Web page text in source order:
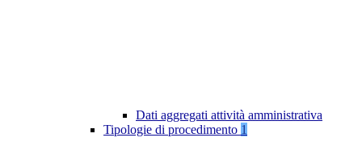
Dati aggregati attività amministrativa
Tipologie di procedimento 1